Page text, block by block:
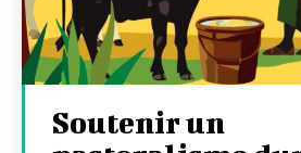
Soutenir un